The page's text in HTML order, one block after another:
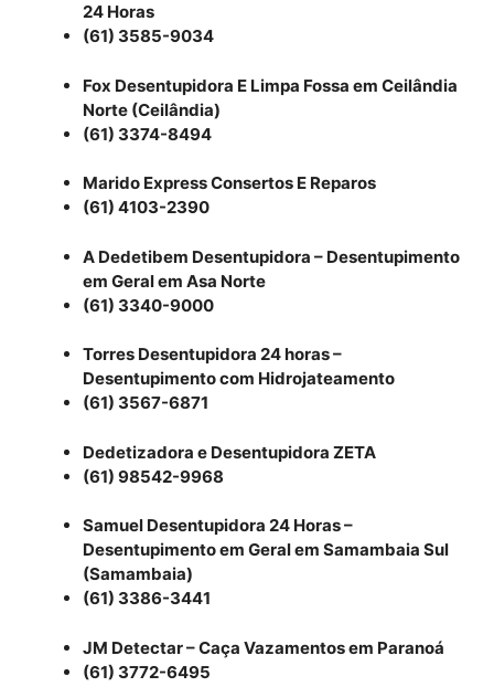
24 Horas
(61) 3585-9034
Fox Desentupidora E Limpa Fossa em Ceilândia
Norte (Ceilândia)
(61) 3374-8494
Marido Express Consertos E Reparos
(61) 4103-2390
A Dedetibem Desentupidora – Desentupimento
em Geral em Asa Norte
(61) 3340-9000
Torres Desentupidora 24 horas –
Desentupimento com Hidrojateamento
(61) 3567-6871
Dedetizadora e Desentupidora ZETA
(61) 98542-9968
Samuel Desentupidora 24 Horas –
Desentupimento em Geral em Samambaia Sul
(Samambaia)
(61) 3386-3441
JM Detectar – Caça Vazamentos em Paranoá
(61) 3772-6495